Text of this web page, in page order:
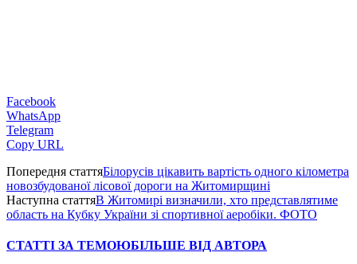
Facebook
WhatsApp
Telegram
Copy URL
Попередня статтяБілорусів цікавить вартість одного кілометра
новозбудованої лісової дороги на Житомирщині
Наступна статтяВ Житомирі визначили, хто представлятиме
область на Кубку України зі спортивної аеробіки. ФОТО
СТАТТІ ЗА ТЕМОЮБІЛЬШЕ ВІД АВТОРА